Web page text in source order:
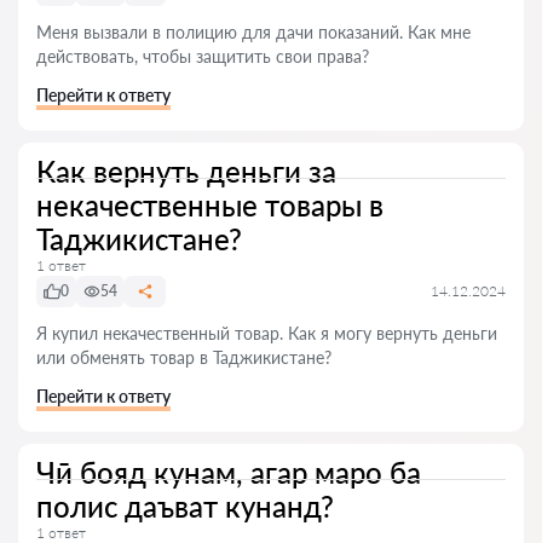
Меня вызвали в полицию для дачи показаний. Как мне
действовать, чтобы защитить свои права?
Перейти к ответу
Как вернуть деньги за
некачественные товары в
Таджикистане?
1 ответ
0
54 14.12.2024
Я купил некачественный товар. Как я могу вернуть деньги
или обменять товар в Таджикистане?
Перейти к ответу
Чӣ бояд кунам, агар маро ба
полис даъват кунанд?
1 ответ